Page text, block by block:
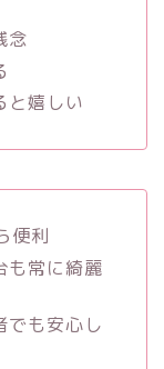
念
と嬉しい
便利
も常に綺麗
でも安心し